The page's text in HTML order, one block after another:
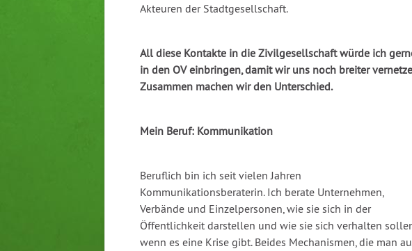
Akteuren der Stadtgesellschaft.
All diese Kontakte in die Zivilgesellschaft würde ich
in den OV einbringen, damit wir uns noch breiter
Zusammen machen wir den Unterschied.
Mein Beruf: Kommunikation
Beruflich bin ich seit vielen Jahren
Kommunikationsberaterin. Ich berate Unternehmen,
Verbände und Einzelpersonen, wie sie sich in der
Öffentlichkeit darstellen und wie sie sich verhalten
wenn es eine Krise gibt. Beides Mechanismen, die man